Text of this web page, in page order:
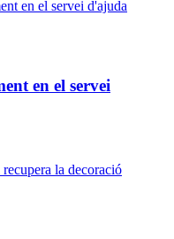
en el servei